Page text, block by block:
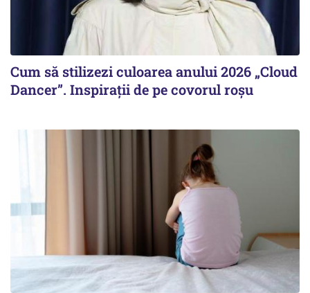
Cum să stilizezi culoarea anului 2026 „Cloud
Dancer”. Inspirații de pe covorul roșu